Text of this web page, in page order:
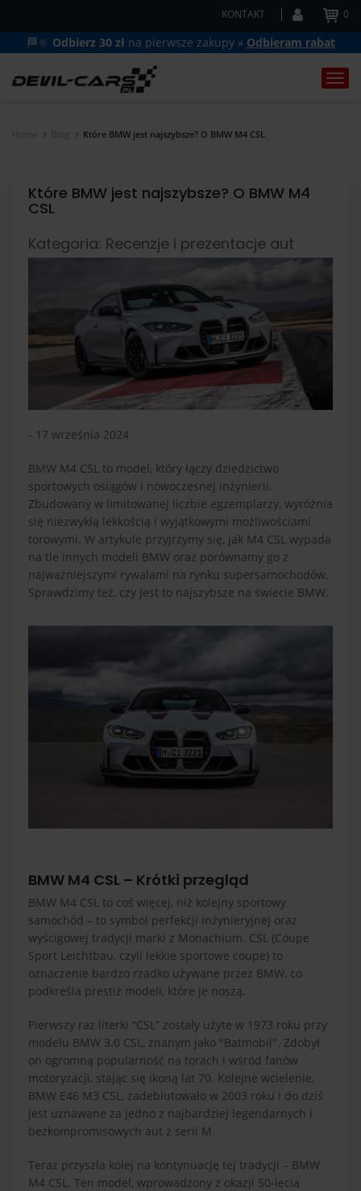
KONTAKT 0
🏁🔆 Odbierz 30 zł na pierwsze zakupy » Odbieram rabat
Home Blog Które BMW jest najszybsze? O BMW M4 CSL
Które BMW jest najszybsze? O BMW M4
CSL
Kategoria: Recenzje i prezentacje aut
- 17 września 2024
BMW M4 CSL to model, który łączy dziedzictwo
sportowych osiągów i nowoczesnej inżynierii.
Zbudowany w limitowanej liczbie egzemplarzy, wyróżnia
się niezwykłą lekkością i wyjątkowymi możliwościami
torowymi. W artykule przyjrzymy się, jak M4 CSL wypada
na tle innych modeli BMW oraz porównamy go z
najważniejszymi rywalami na rynku supersamochodów.
Sprawdzimy też, czy jest to najszybsze na świecie BMW.
BMW M4 CSL – Krótki przegląd
BMW M4 CSL to coś więcej, niż kolejny sportowy
samochód – to symbol perfekcji inżynieryjnej oraz
wyścigowej tradycji marki z Monachium. CSL (Coupe
Sport Leichtbau, czyli lekkie sportowe coupe) to
oznaczenie bardzo rzadko używane przez BMW, co
podkreśla prestiż modeli, które je noszą.
Pierwszy raz literki “CSL” zostały użyte w 1973 roku przy
modelu BMW 3.0 CSL, znanym jako "Batmobil". Zdobył
on ogromną popularność na torach i wśród fanów
motoryzacji, stając się ikoną lat 70. Kolejne wcielenie,
BMW E46 M3 CSL, zadebiutowało w 2003 roku i do dziś
jest uznawane za jedno z najbardziej legendarnych i
bezkompromisowych aut z serii M.
Teraz przyszła kolej na kontynuację tej tradycji – BMW
M4 CSL. Ten model, wprowadzony z okazji 50-lecia